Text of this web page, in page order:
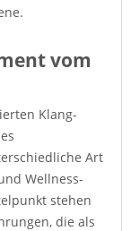
vom
Klang-
Art
Wellness-
stehen
die als